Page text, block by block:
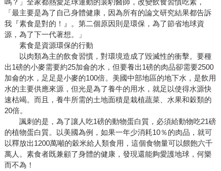
嗎？」全家都熱愛足球運動的裴馰醫師，改變飲食習慣吃素，
「最主要是為了自己身體健康，因為所有的論文研究結果都告訴
我『素食是對的！』。第二個原因則是環保，為了節省地球資
源，為了下一代著想。」
素食是資源環保的行動
以肉類為主的飲食習慣，對環境造成了毀滅性的衝擊。要種
出1磅的小麥需要約25加侖的水，但要養出1磅的肉品卻需要2500
加侖的水，足足是小麥的100倍。美國中部地區的地下水，是飲用
水的主要供應來源，但光是為了養牛的用水，就足以使得水源快
速枯竭。而且，養牛所需的土地面積是栽植蔬菜、水果和穀類的
20倍。
諷刺的是，為了讓人吃1磅的動物蛋白質，必須給動物吃21磅
的植物蛋白質。以美國為例，如果一年少消耗10％的肉品，就可
以釋放出1200萬噸的穀米給人類食用，這個食物量可以餵飽六千
萬人。素食者既兼顧了身體的健康，發現還能夠愛護地球，何樂
而不為！